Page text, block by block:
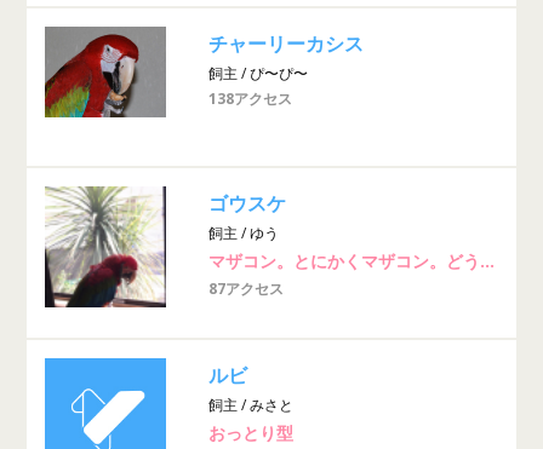
チャーリーカシス
飼主 / ぴ〜ぴ〜
138アクセス
ゴウスケ
飼主 / ゆう
マザコン。とにかくマザコン。どうやったら猫のゴハンを盗み食いできるか日々研究している
87アクセス
ルビ
飼主 / みさと
おっとり型